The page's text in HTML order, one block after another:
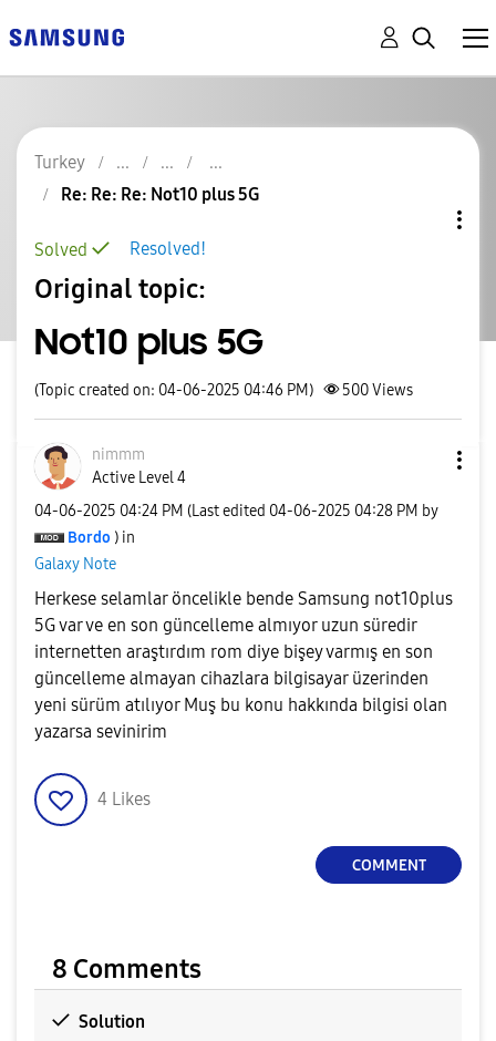
Turkey
Re: Re: Re: Not10 plus 5G
Resolved!
Solved
Original topic:
Not10 plus 5G
(Topic created on: 04-06-2025 04:46 PM) 500Views
nimmm
Active Level 4
‎04-06-2025 04:24 PM (Last edited ‎04-06-2025 04:28 PM by
Bordo ) in
Galaxy Note
Herkese selamlar öncelikle bende Samsung not10plus
5G var ve en son güncelleme almıyor uzun süredir
internetten araştırdım rom diye bişey varmış en son
güncelleme almayan cihazlara bilgisayar üzerinden
yeni sürüm atılıyor Muş bu konu hakkında bilgisi olan
yazarsa sevinirim
4 Likes
COMMENT
8 Comments
Solution